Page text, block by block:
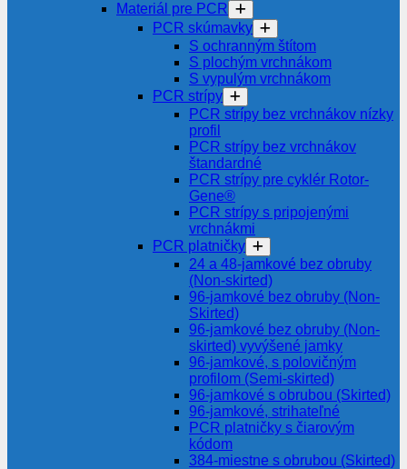
Materiál pre PCR
PCR skúmavky
S ochranným štítom
S plochým vrchnákom
S vypulým vrchnákom
PCR strípy
PCR strípy bez vrchnákov nízky
profil
PCR strípy bez vrchnákov
štandardné
PCR strípy pre cyklér Rotor-
Gene®
PCR strípy s pripojenými
vrchnákmi
PCR platničky
24 a 48-jamkové bez obruby
(Non-skirted)
96-jamkové bez obruby (Non-
Skirted)
96-jamkové bez obruby (Non-
skirted) vyvýšené jamky
96-jamkové, s polovičným
profilom (Semi-skirted)
96-jamkové s obrubou (Skirted)
96-jamkové, strihateľné
PCR platničky s čiarovým
kódom
384-miestne s obrubou (Skirted)